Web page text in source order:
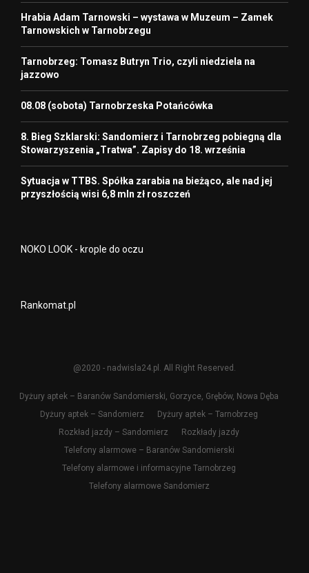
Hrabia Adam Tarnowski – wystawa w Muzeum – Zamek
Tarnowskich w Tarnobrzegu
Tarnobrzeg: Tomasz Butryn Trio, czyli niedziela na
jazzowo
08.08 (sobota) Tarnobrzeska Potańcówka
8. Bieg Szklarski: Sandomierz i Tarnobrzeg pobiegną dla
Stowarzyszenia „Tratwa”. Zapisy do 18. września
Sytuacja w TTBS. Spółka zarabia na bieżąco, ale nad jej
przyszłością wisi 6,8 mln zł roszczeń
NOKO LOOK - krople do oczu
Rankomat.pl
@2020 - nadwisla24.pl. All Right Reserved.
Dyżury aptek – Baranów Sandomierski, Gorzyce, Grębów, Nowa Dęba
Dyżury aptek – Sandomierz
Dyżury aptek – Tarnobrzeg
Rozkład jazdy – Sandomierz
Rozkłady jazdy
Telefony alarmowe – Baranów Sandomierski
Telefony alarmowe i informacyjne Tarnobrzeg
Telefony alarmowe Sandomierz